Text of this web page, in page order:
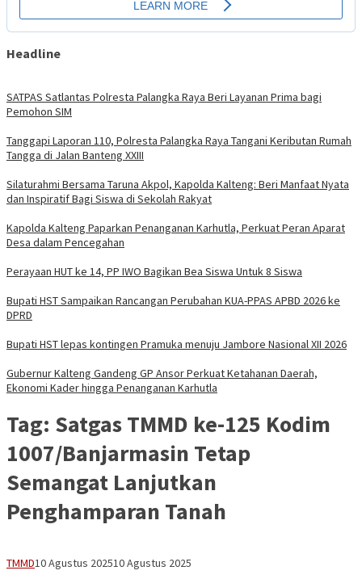
Headline
SATPAS Satlantas Polresta Palangka Raya Beri Layanan Prima bagi
Pemohon SIM
Tanggapi Laporan 110, Polresta Palangka Raya Tangani Keributan Rumah
Tangga di Jalan Banteng XXIII
Silaturahmi Bersama Taruna Akpol, Kapolda Kalteng: Beri Manfaat Nyata
dan Inspiratif Bagi Siswa di Sekolah Rakyat
Kapolda Kalteng Paparkan Penanganan Karhutla, Perkuat Peran Aparat
Desa dalam Pencegahan
Perayaan HUT ke 14, PP IWO Bagikan Bea Siswa Untuk 8 Siswa
Bupati HST Sampaikan Rancangan Perubahan KUA-PPAS APBD 2026 ke
DPRD
Bupati HST lepas kontingen Pramuka menuju Jambore Nasional XII 2026
Gubernur Kalteng Gandeng GP Ansor Perkuat Ketahanan Daerah,
Ekonomi Kader hingga Penanganan Karhutla
Tag: Satgas TMMD ke-125 Kodim
1007/Banjarmasin Tetap
Semangat Lanjutkan
Penghamparan Tanah
TMMDVananta
10 Agustus 202510 Agustus 2025